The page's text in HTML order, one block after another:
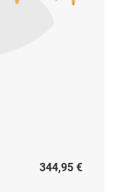
344,95 €